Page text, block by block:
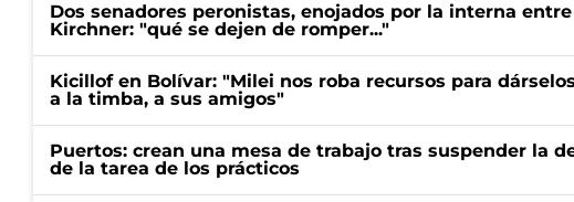
Dos senadores peronistas, enojados por la interna
Kirchner: "qué se dejen de romper..."
Kicillof en Bolívar: "Milei nos roba recursos para
a la timba, a sus amigos"
Puertos: crean una mesa de trabajo tras suspender la
de la tarea de los prácticos